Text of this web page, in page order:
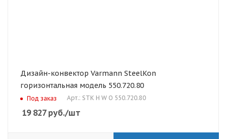
Дизайн-конвектор Varmann SteelKon
горизонтальная модель 550.720.80
Под заказ Арт.: STK H W O 550.720.80
19 827руб./шт